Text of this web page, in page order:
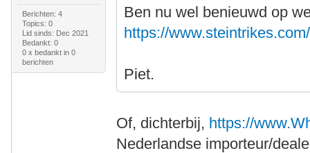
Berichten: 4
Topics: 0
Lid sinds: Dec 2021
Bedankt: 0
0 x bedankt in 0
berichten
Ben nu wel benieuwd op
https://
Piet.
Of, dichterbij, https://
Nederlandse importeur/